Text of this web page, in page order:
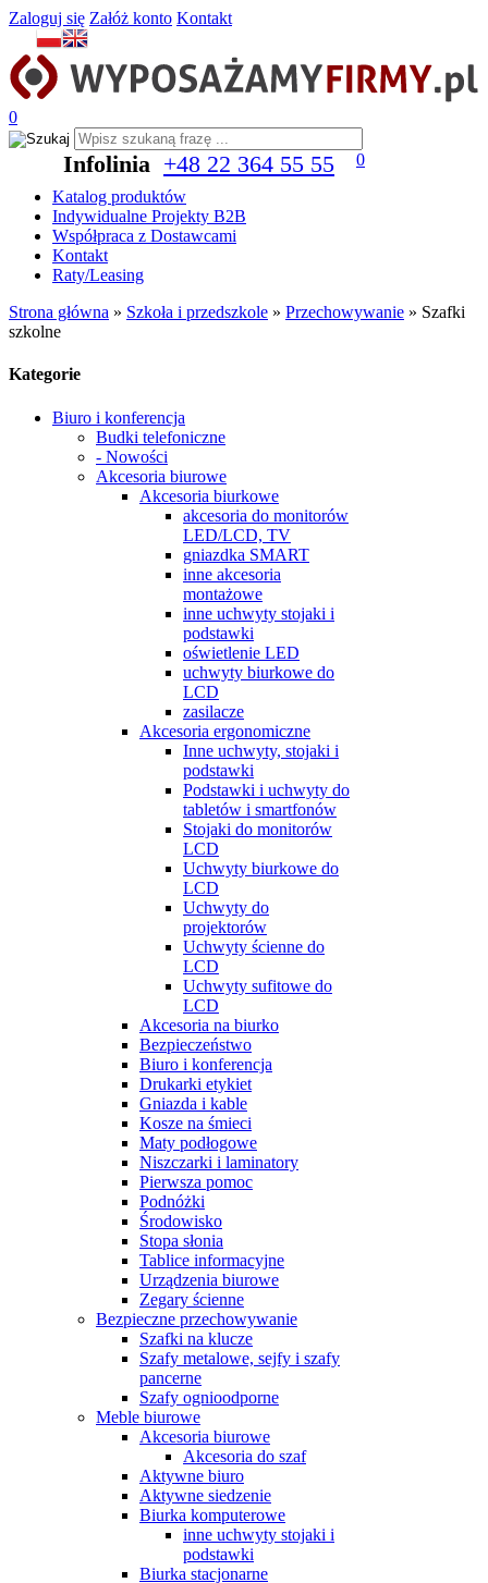
Zaloguj się Załóż konto Kontakt
0
Infolinia +48 22 364 55 55
0
Katalog produktów
Indywidualne Projekty B2B
Współpraca z Dostawcami
Kontakt
Raty/Leasing
Strona główna » Szkoła i przedszkole » Przechowywanie » Szafki
szkolne
Kategorie
Biuro i konferencja
Budki telefoniczne
- Nowości
Akcesoria biurowe
Akcesoria biurkowe
akcesoria do monitorów
LED/LCD, TV
gniazdka SMART
inne akcesoria
montażowe
inne uchwyty stojaki i
podstawki
oświetlenie LED
uchwyty biurkowe do
LCD
zasilacze
Akcesoria ergonomiczne
Inne uchwyty, stojaki i
podstawki
Podstawki i uchwyty do
tabletów i smartfonów
Stojaki do monitorów
LCD
Uchwyty biurkowe do
LCD
Uchwyty do
projektorów
Uchwyty ścienne do
LCD
Uchwyty sufitowe do
LCD
Akcesoria na biurko
Bezpieczeństwo
Biuro i konferencja
Drukarki etykiet
Gniazda i kable
Kosze na śmieci
Maty podłogowe
Niszczarki i laminatory
Pierwsza pomoc
Podnóżki
Środowisko
Stopa słonia
Tablice informacyjne
Urządzenia biurowe
Zegary ścienne
Bezpieczne przechowywanie
Szafki na klucze
Szafy metalowe, sejfy i szafy
pancerne
Szafy ognioodporne
Meble biurowe
Akcesoria biurowe
Akcesoria do szaf
Aktywne biuro
Aktywne siedzenie
Biurka komputerowe
inne uchwyty stojaki i
podstawki
Biurka stacjonarne